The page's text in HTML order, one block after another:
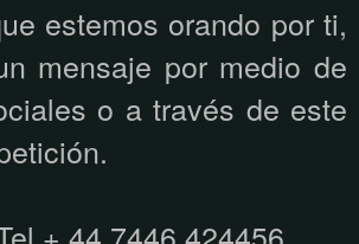
estemos orando por ti,
mensaje por medio de
o a través de este